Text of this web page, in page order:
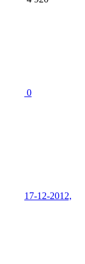
0
17-12-2012,